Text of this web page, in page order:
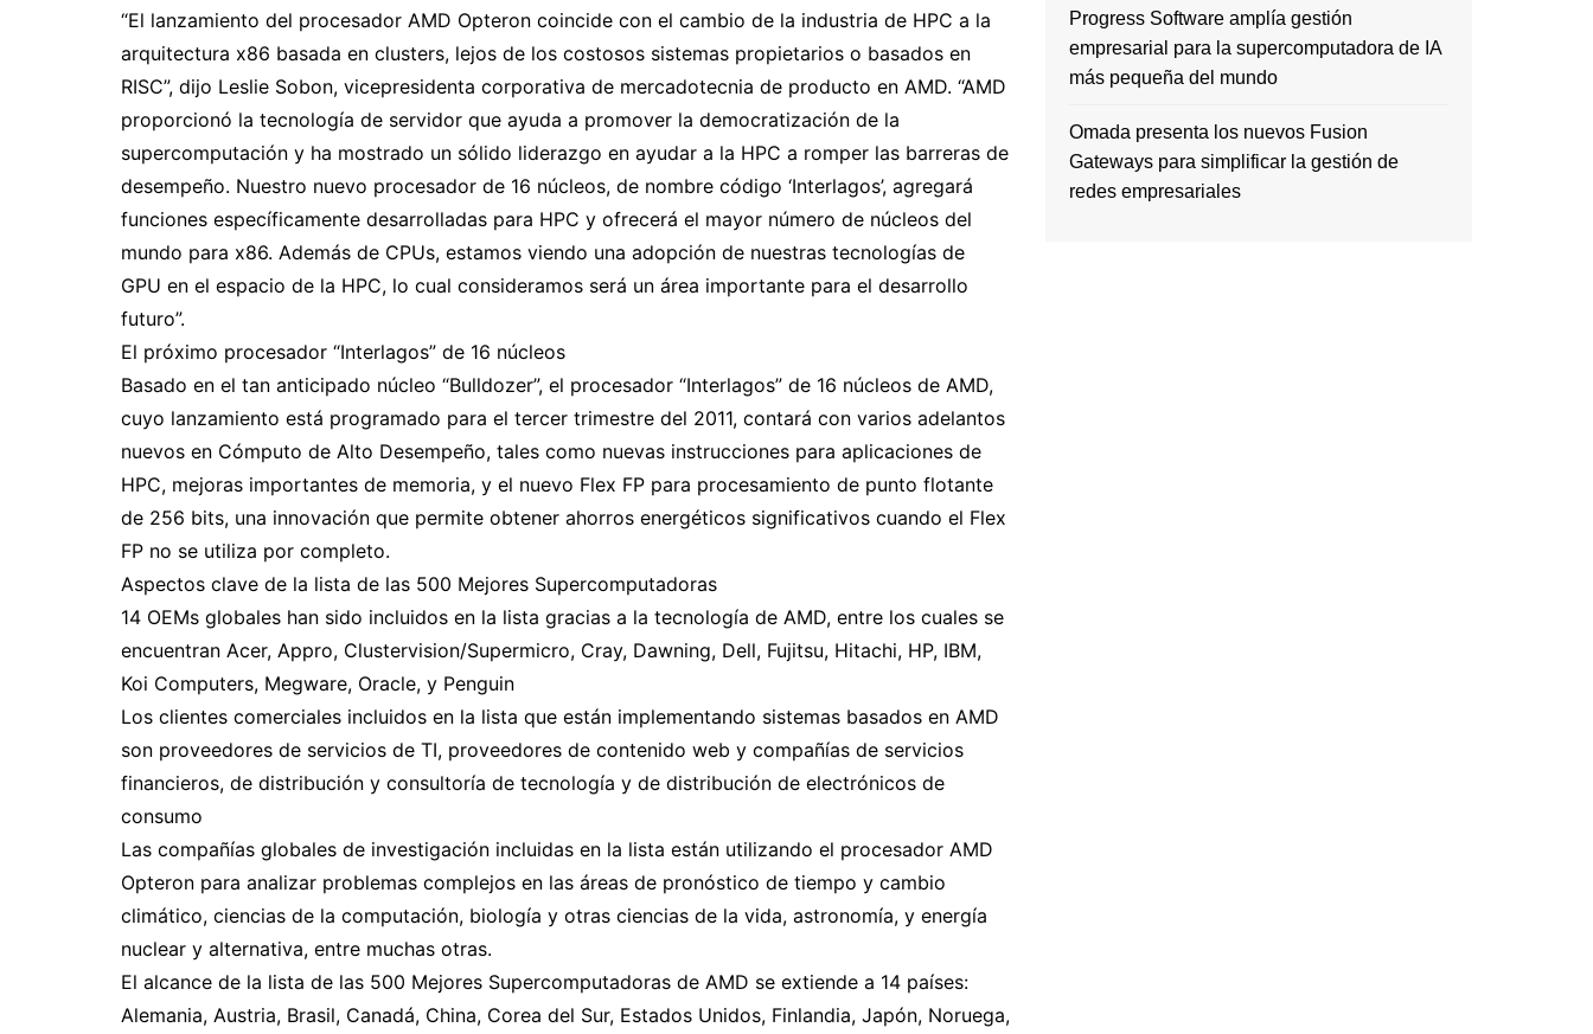
“El lanzamiento del procesador AMD Opteron coincide con el cambio de la industria de HPC a la
arquitectura x86 basada en clusters, lejos de los costosos sistemas propietarios o basados en
RISC”, dijo Leslie Sobon, vicepresidenta corporativa de mercadotecnia de producto en AMD. “AMD
proporcionó la tecnología de servidor que ayuda a promover la democratización de la
supercomputación y ha mostrado un sólido liderazgo en ayudar a la HPC a romper las barreras de
desempeño. Nuestro nuevo procesador de 16 núcleos, de nombre código ‘Interlagos’, agregará
funciones específicamente desarrolladas para HPC y ofrecerá el mayor número de núcleos del
mundo para x86. Además de CPUs, estamos viendo una adopción de nuestras tecnologías de
GPU en el espacio de la HPC, lo cual consideramos será un área importante para el desarrollo
futuro”.
El próximo procesador “Interlagos” de 16 núcleos
Basado en el tan anticipado núcleo “Bulldozer”, el procesador “Interlagos” de 16 núcleos de AMD,
cuyo lanzamiento está programado para el tercer trimestre del 2011, contará con varios adelantos
nuevos en Cómputo de Alto Desempeño, tales como nuevas instrucciones para aplicaciones de
HPC, mejoras importantes de memoria, y el nuevo Flex FP para procesamiento de punto flotante
de 256 bits, una innovación que permite obtener ahorros energéticos significativos cuando el Flex
FP no se utiliza por completo.
Aspectos clave de la lista de las 500 Mejores Supercomputadoras
14 OEMs globales han sido incluidos en la lista gracias a la tecnología de AMD, entre los cuales se
encuentran Acer, Appro, Clustervision/Supermicro, Cray, Dawning, Dell, Fujitsu, Hitachi, HP, IBM,
Koi Computers, Megware, Oracle, y Penguin
Los clientes comerciales incluidos en la lista que están implementando sistemas basados en AMD
son proveedores de servicios de TI, proveedores de contenido web y compañías de servicios
financieros, de distribución y consultoría de tecnología y de distribución de electrónicos de
consumo
Las compañías globales de investigación incluidas en la lista están utilizando el procesador AMD
Opteron para analizar problemas complejos en las áreas de pronóstico de tiempo y cambio
climático, ciencias de la computación, biología y otras ciencias de la vida, astronomía, y energía
nuclear y alternativa, entre muchas otras.
El alcance de la lista de las 500 Mejores Supercomputadoras de AMD se extiende a 14 países:
Alemania, Austria, Brasil, Canadá, China, Corea del Sur, Estados Unidos, Finlandia, Japón, Noruega,
Progress Software amplía gestión
empresarial para la supercomputadora de IA
más pequeña del mundo
Omada presenta los nuevos Fusion
Gateways para simplificar la gestión de
redes empresariales